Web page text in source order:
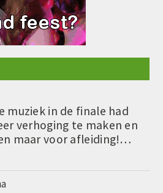
muziek in de finale had
verhoging te maken en
maar voor afleiding!…